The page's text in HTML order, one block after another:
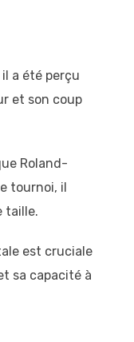
a été perçu
et son coup
Roland-
tournoi, il
taille.
est cruciale
sa capacité à